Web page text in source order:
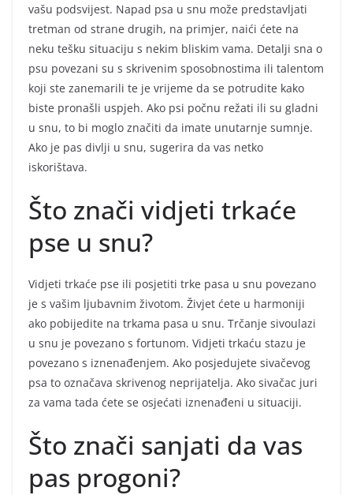
vašu podsvijest. Napad psa u snu može predstavljati
tretman od strane drugih, na primjer, naići ćete na
neku tešku situaciju s nekim bliskim vama. Detalji sna o
psu povezani su s skrivenim sposobnostima ili talentom
koji ste zanemarili te je vrijeme da se potrudite kako
biste pronašli uspjeh. Ako psi počnu režati ili su gladni
u snu, to bi moglo značiti da imate unutarnje sumnje.
Ako je pas divlji u snu, sugerira da vas netko
iskorištava.
Što znači vidjeti trkaće
pse u snu?
Vidjeti trkaće pse ili posjetiti trke pasa u snu povezano
je s vašim ljubavnim životom. Živjet ćete u harmoniji
ako pobijedite na trkama pasa u snu. Trčanje sivoulazi
u snu je povezano s fortunom. Vidjeti trkaću stazu je
povezano s iznenađenjem. Ako posjedujete sivačevog
psa to označava skrivenog neprijatelja. Ako sivačac juri
za vama tada ćete se osjećati iznenađeni u situaciji.
Što znači sanjati da vas
pas progoni?